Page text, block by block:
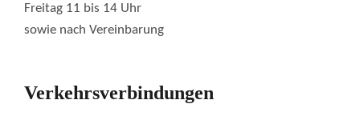
Freitag 11 bis 14 Uhr
sowie nach Vereinbarung
Verkehrsverbindungen